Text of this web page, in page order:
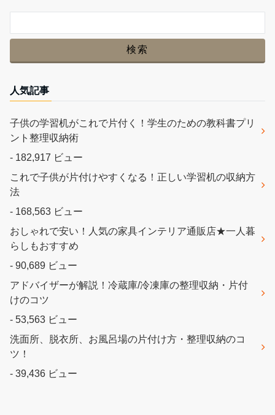
人気記事
子供の学習机がこれで片付く！学生のための教科書プリ
ント整理収納術
- 182,917 ビュー
これで子供が片付けやすくなる！正しい学習机の収納方
法
- 168,563 ビュー
おしゃれで安い！人気の家具インテリア通販店★一人暮
らしもおすすめ
- 90,689 ビュー
アドバイザーが解説！冷蔵庫/冷凍庫の整理収納・片付
けのコツ
- 53,563 ビュー
洗面所、脱衣所、お風呂場の片付け方・整理収納のコ
ツ！
- 39,436 ビュー